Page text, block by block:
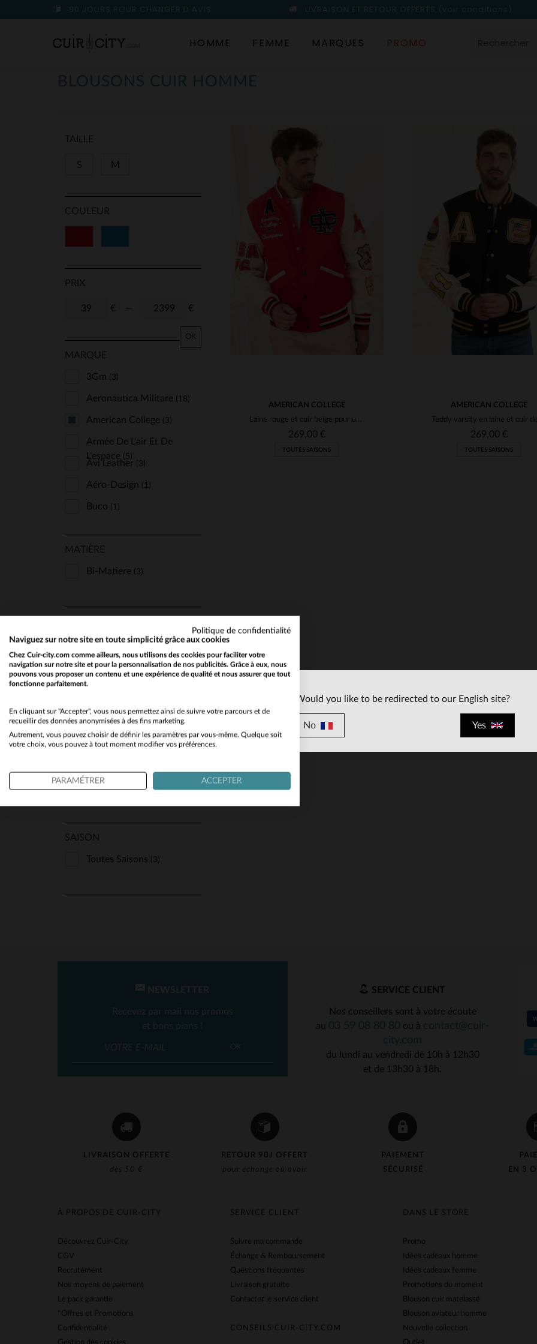
90 JOURS POUR CHANGER D'AVIS LIVRAISON ET RETOUR OFFERTS (voir conditions)
HOMME FEMME MARQUES PROMO
BLOUSONS CUIR HOMME
TAILLE
S M
COULEUR
PRIX
€ €
OK
MARQUE
3Gm (3)
Aeronautica Militare (18)
American College (3)
Armée De L'air Et De
L'espace
(5)
Avi Leather (3)
Aéro-Design (1)
Buco (1)
Chevignon
Cityzen(79)
(157)
Cockpit Usa(17)
Cuir-City (2)
Daytona(134)
Deercraft
Giovanni (1)
Gipsy(2)
Last Rebels(1)
Lucina
Oakwood(13)
Univers Du Luxe(1)
Us Wings
MATIÈRE
Bi-Matiere (3)
Regular(3)
Teddy(3)
Sport Et Décontracté (3)
SAISON
Toutes Saisons (3)
TAILLES DISPONIBLES
AMERICAN COLLEGE
Laine rouge et cuir beige pour un teddy streetwear, chaud et stylé.
269,00 €
TOUTES SAISONS
AMERICAN COLLEGE
269,00 €
TOUTES SAISONS
LIVRAISON OFFERTE
dès 50 €
RETOUR 90J OFFERT
pour échange ou avoir
PAIEMENT
SÉCURISÉ
EN 3
NEWSLETTER
Recevez par mail nos promos
et bons plans !
OK
SERVICE CLIENT
Nos conseillers sont à votre écoute
au
ou à
du lundi au vendredi de 10h à 12h30
et de 13h30 à 18h.
SERVICE CLIENT
Suivre ma commande
Échange & Remboursement
Questions fréquentes
Livraison gratuite
Contacter le service client
CONSEILS CUIR-CITY.COM
DANS LE STORE
Promo
Idées cadeaux homme
Idées cadeaux femme
Promotions du moment
Blouson cuir matelassé
Blouson aviateur homme
Nouvelle collection
À PROPOS DE CUIR-CITY
Découvrez Cuir-City
CGV
Recrutement
Nos moyens de paiement
Le pack garantie
*Offres et Promotions
Confidentialité
Would you like to be redirected to our English site?
No Yes
Politique de confidentialité
Naviguez sur notre site en toute simplicité grâce aux cookies
Chez Cuir-city.com comme ailleurs, nous utilisons des cookies pour faciliter votre
navigation sur notre site et pour la personnalisation de nos publicités. Grâce à eux, nous
pouvons vous proposer un contenu et une expérience de qualité et nous assurer que tout
fonctionne parfaitement.
En cliquant sur "Accepter", vous nous permettez ainsi de suivre votre parcours et de
recueillir des données anonymisées à des fins marketing.
Autrement, vous pouvez choisir de définir les paramètres par vous-même. Quelque soit
votre choix, vous pouvez à tout moment modifier vos préférences.
PARAMÉTRER ACCEPTER